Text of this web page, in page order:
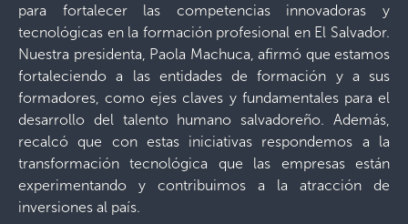
para fortalecer las competencias innovadoras y
tecnológicas en la formación profesional en El Salvador.
Nuestra presidenta, Paola Machuca, afirmó que estamos
fortaleciendo a las entidades de formación y a sus
formadores, como ejes claves y fundamentales para el
desarrollo del talento humano salvadoreño. Además,
recalcó que con estas iniciativas respondemos a la
transformación tecnológica que las empresas están
experimentando y contribuimos a la atracción de
inversiones al país.